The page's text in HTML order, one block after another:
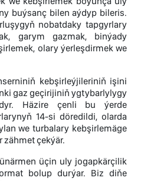
buýsanç bilen aýdyp bileris.
nobatdaky tapgyrlary
garym gazmak, binýady
olary ýerleşdirmek we
kebşirleýjileriniň işini
gaz geçirijiniň ygtybarlylygy
Häzire çenli bu ýerde
14-si döredildi, olarda
we turbalary kebşirlemäge
çekýär.
üçin uly jogapkärçilik
bolup durýar. Biz diňe